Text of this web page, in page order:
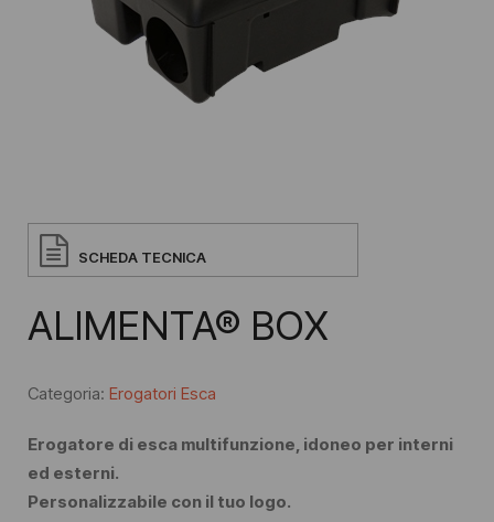
SCHEDA TECNICA
ALIMENTA® BOX
Categoria: Erogatori Esca
Erogatore di esca multifunzione, idoneo per interni
ed esterni.
Personalizzabile con il tuo logo.